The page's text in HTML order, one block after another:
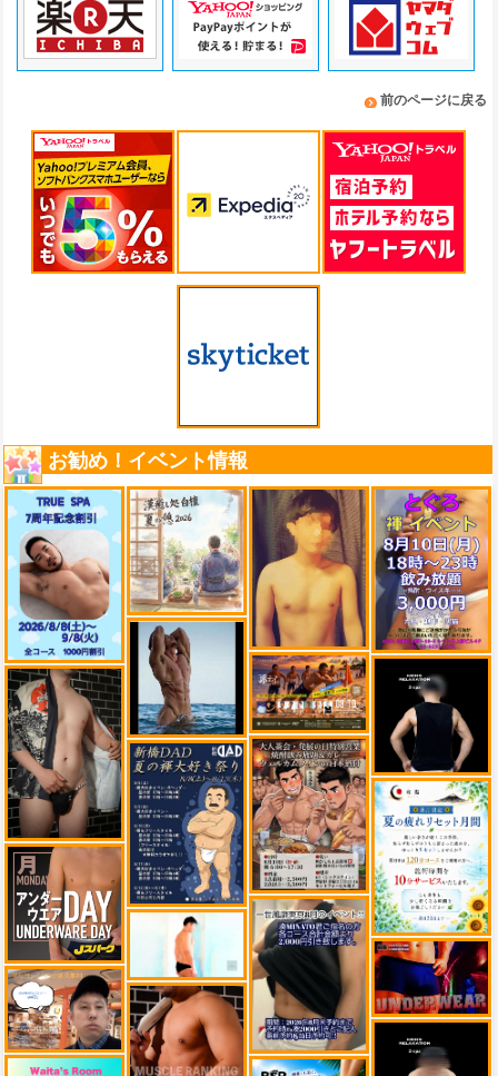
前のページに戻る
お勧め！イベント情報